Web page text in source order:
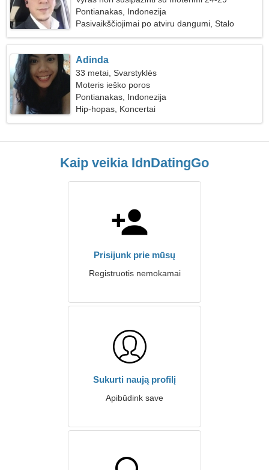
Pontianakas, Indonezija
Pasivaikščiojimai po atviru dangumi, Stalo
žaidimai
Adinda
33 metai, Svarstyklės
Moteris ieško poros
Pontianakas, Indonezija
Hip-hopas, Koncertai
Kaip veikia IdnDatingGo
Prisijunk prie mūsų
Registruotis nemokamai
Sukurti naują profilį
Apibūdink save